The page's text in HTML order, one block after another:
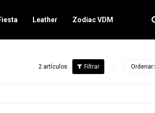
Leather Zodiac VDM
2 artículos